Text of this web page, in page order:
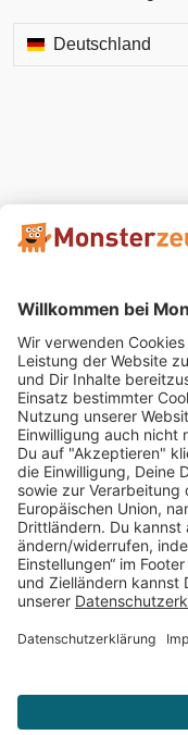
Deutschland
Impressum